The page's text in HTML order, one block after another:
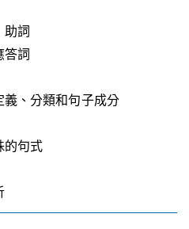
詞
詞
、分類和句子成分
句式